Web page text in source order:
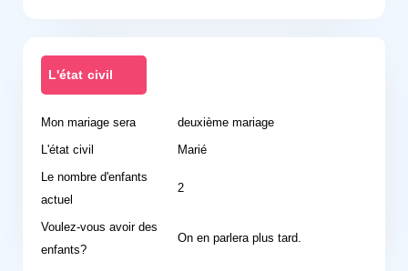
L'état civil
Mon mariage sera
deuxième mariage
L'état civil
Marié
Le nombre d'enfants
actuel
2
Voulez-vous avoir des
enfants?
On en parlera plus tard.